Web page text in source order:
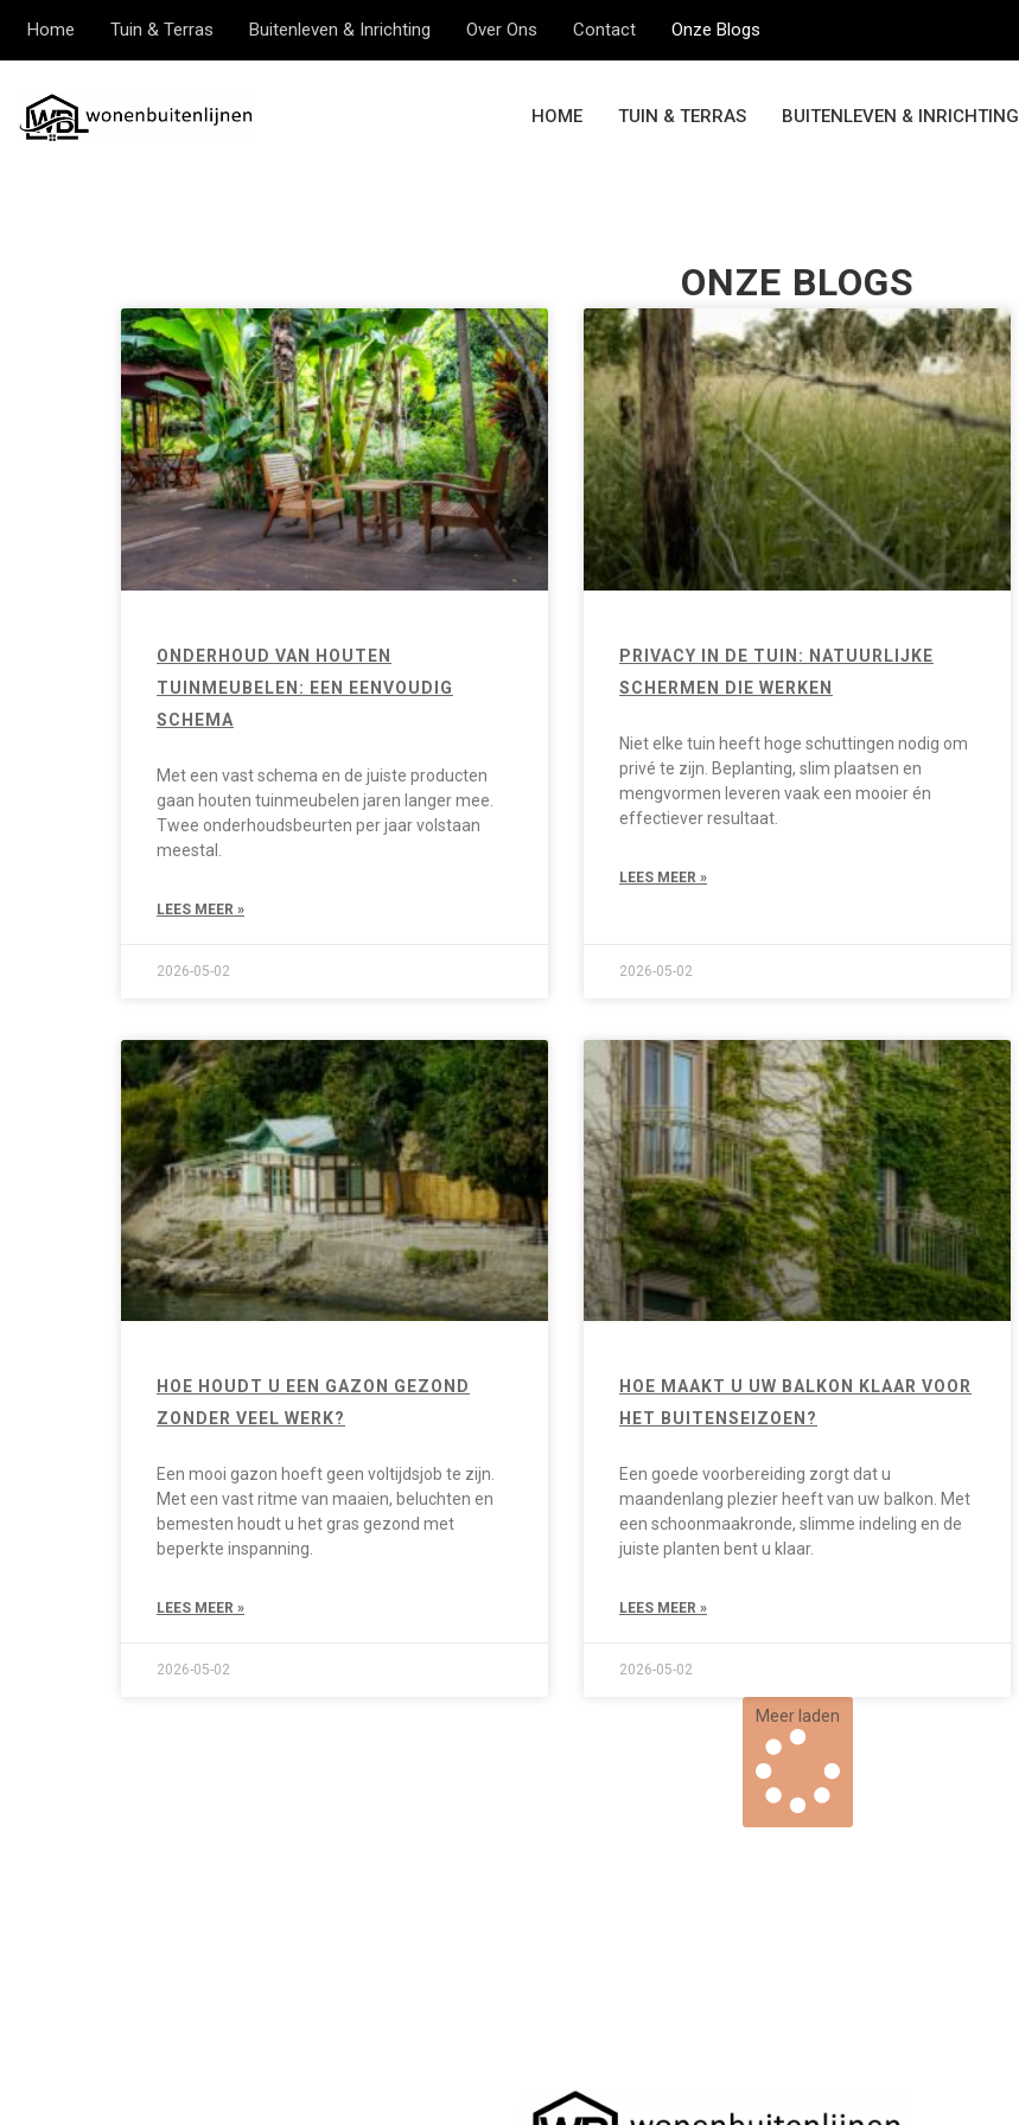
Home Tuin & Terras Buitenleven & Inrichting Over Ons Contact Onze Blogs
HOME TUIN & TERRAS BUITENLEVEN & INRICHTING
ONZE BLOGS
ONDERHOUD VAN HOUTEN
TUINMEUBELEN: EEN EENVOUDIG
SCHEMA
Met een vast schema en de juiste producten
gaan houten tuinmeubelen jaren langer mee.
Twee onderhoudsbeurten per jaar volstaan
meestal.
LEES MEER »
2026-05-02
PRIVACY IN DE TUIN: NATUURLIJKE
SCHERMEN DIE WERKEN
Niet elke tuin heeft hoge schuttingen nodig om
privé te zijn. Beplanting, slim plaatsen en
mengvormen leveren vaak een mooier én
effectiever resultaat.
LEES MEER »
2026-05-02
HOE HOUDT U EEN GAZON GEZOND
ZONDER VEEL WERK?
Een mooi gazon hoeft geen voltijdsjob te zijn.
Met een vast ritme van maaien, beluchten en
bemesten houdt u het gras gezond met
beperkte inspanning.
LEES MEER »
2026-05-02
HOE MAAKT U UW BALKON KLAAR VOOR
HET BUITENSEIZOEN?
Een goede voorbereiding zorgt dat u
maandenlang plezier heeft van uw balkon. Met
een schoonmaakronde, slimme indeling en de
juiste planten bent u klaar.
LEES MEER »
2026-05-02
Meer laden